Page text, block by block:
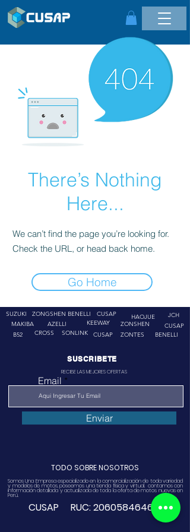
There’s Nothing
Here...
We can’t find the page you’re looking for.
Check the URL, or head back home.
Go Home
SUZUKI
ZONGSHEN
MAKIBA
AZELLI
BENELLI
CUSAP
KEEWAY
B52
CROSS SONLINK CUSAP
HAOJUE
JCH
ZONSHEN
ZONTES
CUSAP
BENELLI
SUSCRIBETE
RECIBE LAS MEJORES OFERTAS
Email
Enviar
TODO SOBRE NOSOTROS
Somos Una Empresa especializado en la comercialización de toda variedad
y modelos de motos, poseemos una tienda física y virtual. contamos con
información detallada y actualizada de toda la oferta de motos nuevas en
Perú.
CUSAP RUC:20605846468